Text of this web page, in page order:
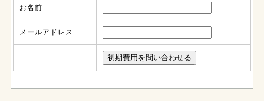
お名前
メールアドレス